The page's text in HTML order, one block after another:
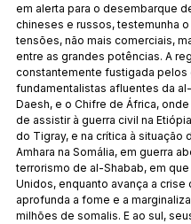
em alerta para o desembarque
chineses e russos, testemunha
tensões, não mais comerciais,
entre as grandes potências. A
constantemente fustigada pelos
fundamentalistas afluentes da
Daesh, e o Chifre de África,
de assistir à guerra civil na
do Tigray, e na crítica à situação
Amhara na Somália, em guerra
terrorismo de al-Shabab, em
Unidos, enquanto avança a crise
aprofunda a fome e a
milhões de somalis. E ao sul,